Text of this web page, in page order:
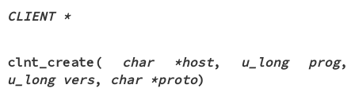
CLIENT *
clnt_create ( char *host, u_long prog,
u_long vers, char *proto)